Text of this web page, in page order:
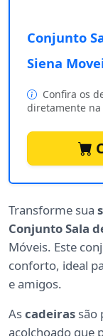
Conjunto
Siena
Confira os
diretamente na
Transforme sua
Conjunto Sala
Móveis. Este
conforto, ideal
e amigos.
Ascadeiras são
acolchoado que